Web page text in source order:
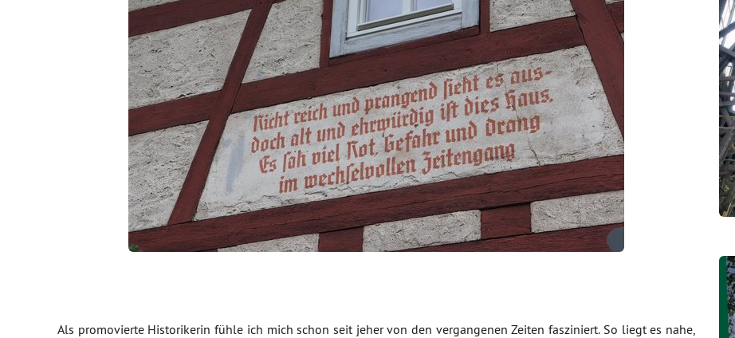
Als promovierte Historikerin fühle ich mich schon seit jeher von den vergangenen Zeiten fasziniert. So liegt es nahe,